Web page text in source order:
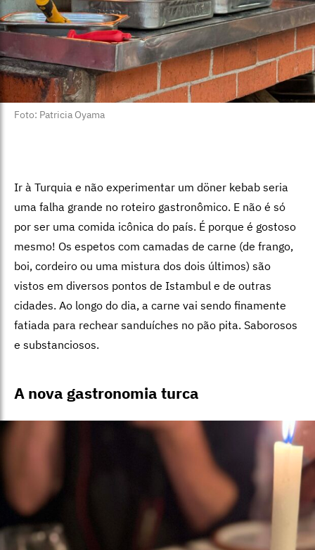
Foto: Patricia Oyama
Ir à Turquia e não experimentar um döner kebab seria
uma falha grande no roteiro gastronômico. E não é só
por ser uma comida icônica do país. É porque é gostoso
mesmo! Os espetos com camadas de carne (de frango,
boi, cordeiro ou uma mistura dos dois últimos) são
vistos em diversos pontos de Istambul e de outras
cidades. Ao longo do dia, a carne vai sendo finamente
fatiada para rechear sanduíches no pão pita. Saborosos
e substanciosos.
A nova gastronomia turca